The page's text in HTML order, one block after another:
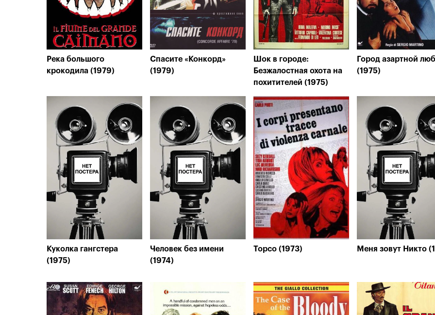
Река большого
крокодила (1979)
Спасите «Конкорд»
(1979)
Шок в городе:
Безжалостная охота на
похитителей (1975)
Город азартной
(1975)
Куколка гангстера
(1975)
Человек без имени
(1974)
Торсо (1973) Меня зовут Никто